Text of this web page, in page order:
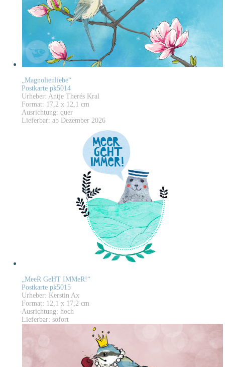
„Magnolienliebe“
Postkarte pk5014
Urheber: Antje Therés Kral
Format: 17,2 x 12,1 cm
Ausrichtung: quer
Lieferbar: ab Dezember 2026
„MeeR GeHT IMMeR!“
Postkarte pk5015
Urheber: Kerstin Ax
Format: 12,1 x 17,2 cm
Ausrichtung: hoch
Lieferbar: sofort